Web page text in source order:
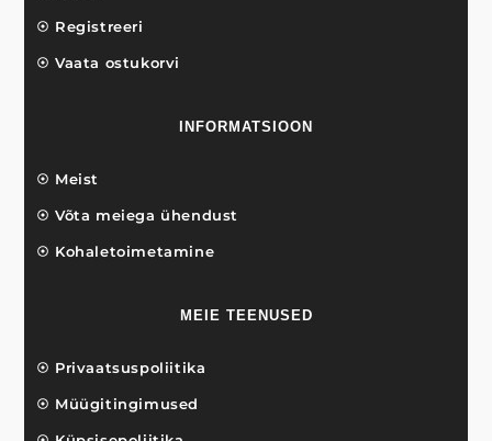
Registreeri
Vaata ostukorvi
INFORMATSIOON
Meist
Võta meiega ühendust
Kohaletoimetamine
MEIE TEENUSED
Privaatsuspoliitika
Müügitingimused